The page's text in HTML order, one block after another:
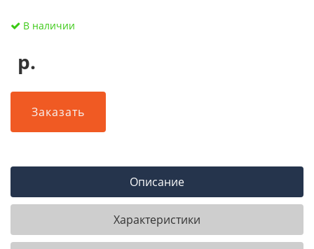
В наличии
р.
Заказать
Описание
Характеристики